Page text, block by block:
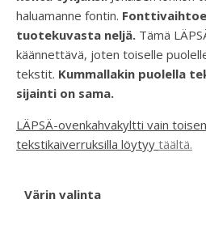
haluamanne fontin.
tuotekuvasta neljä. Tämä
käännettävä, joten toiselle
tekstit. Kummallakin puolella
sijainti on sama.
LÄPSÄ-ovenkahvakyltti vain
tekstikaiverruksilla löytyy täältä.
Värin valinta